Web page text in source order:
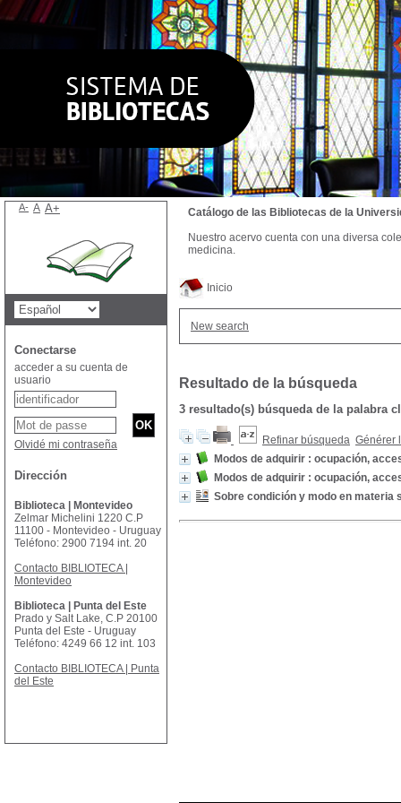
Inicio
New search
Resultado de la búsqueda
3 resultado(s) búsqueda de la palabra
Refinar búsqueda Générer
Modos de adquirir : ocupación,
Modos de adquirir : ocupación,
Sobre condición y modo en materia
Catálogo de las Bibliotecas de la
Nuestro acervo cuenta con una diversa
medicina.
A- A A+
Conectarse
acceder a su cuenta de
usuario
Olvidé mi contraseña
Dirección
Biblioteca | Montevideo
Zelmar Michelini 1220 C.P
11100 - Montevideo - Uruguay
Teléfono: 2900 7194 int. 20
Contacto BIBLIOTECA |
Montevideo
Biblioteca | Punta del Este
Prado y Salt Lake, C.P 20100
Punta del Este - Uruguay
Teléfono: 4249 66 12 int. 103
Contacto BIBLIOTECA | Punta
del Este